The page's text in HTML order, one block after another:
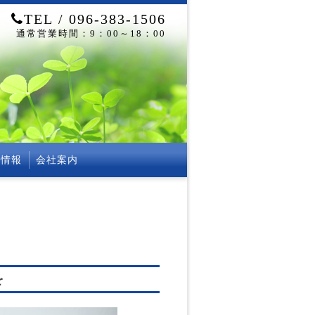
TEL / 096-383-1506
通常営業時間：9：00～18：00
報 会社案内